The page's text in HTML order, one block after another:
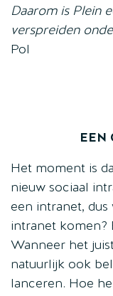
Daarom is Plein
verspreiden
Pol
EEN
Het moment is
nieuw sociaal
een intranet,
intranet komen?
Wanneer het
natuurlijk ook
lanceren. Hoe